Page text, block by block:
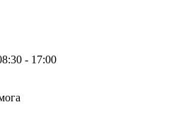
- 17:00